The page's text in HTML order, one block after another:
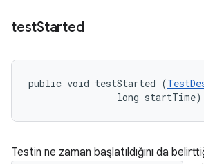
testStarted
public void testStarted (
                long startTime)
Testin ne zaman başlatıldığını da